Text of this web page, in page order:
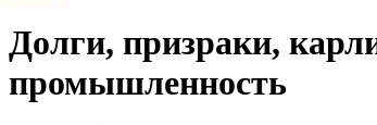
Долги, призраки,
промышленность